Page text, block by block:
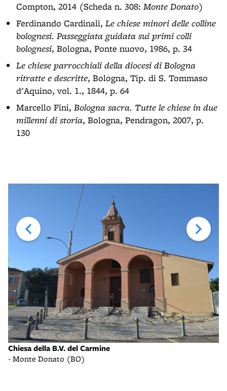
Compton, 2014 (Scheda n. 308: Monte Donato)
Ferdinando Cardinali, Le chiese minori delle colline
bolognesi. Passeggiata guidata sui primi colli
bolognesi, Bologna, Ponte nuovo, 1986, p. 34
Le chiese parrocchiali della diocesi di Bologna
ritratte e descritte, Bologna, Tip. di S. Tommaso
d'Aquino, vol. 1., 1844, p. 64
Marcello Fini, Bologna sacra. Tutte le chiese in due
millenni di storia, Bologna, Pendragon, 2007, p.
130
Chiesa della B.V. del Carmine
- Monte Donato (BO)